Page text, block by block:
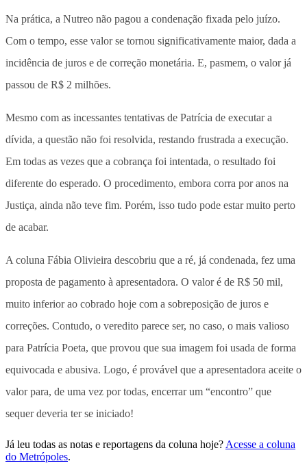
Na prática, a Nutreo não pagou a condenação fixada pelo juízo.
Com o tempo, esse valor se tornou significativamente maior, dada a
incidência de juros e de correção monetária. E, pasmem, o valor já
passou de R$ 2 milhões.
Mesmo com as incessantes tentativas de Patrícia de executar a
dívida, a questão não foi resolvida, restando frustrada a execução.
Em todas as vezes que a cobrança foi intentada, o resultado foi
diferente do esperado. O procedimento, embora corra por anos na
Justiça, ainda não teve fim. Porém, isso tudo pode estar muito perto
de acabar.
A coluna Fábia Olivieira descobriu que a ré, já condenada, fez uma
proposta de pagamento à apresentadora. O valor é de R$ 50 mil,
muito inferior ao cobrado hoje com a sobreposição de juros e
correções. Contudo, o veredito parece ser, no caso, o mais valioso
para Patrícia Poeta, que provou que sua imagem foi usada de forma
equivocada e abusiva. Logo, é provável que a apresentadora aceite o
valor para, de uma vez por todas, encerrar um “encontro” que
sequer deveria ter se iniciado!
Já leu todas as notas e reportagens da coluna hoje? Acesse a coluna
do Metrópoles.